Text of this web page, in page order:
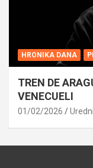
HRONIKA DANA
TREN DE
VENECUELI
01/02/2026